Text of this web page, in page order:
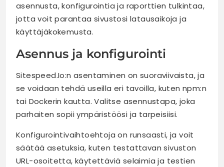
asennusta, konfigurointia ja raporttien tulkintaa,
jotta voit parantaa sivustosi latausaikoja ja
käyttäjäkokemusta.
Asennus ja konfigurointi
Sitespeed.Io:n asentaminen on suoraviivaista, ja
se voidaan tehdä useilla eri tavoilla, kuten npm:n
tai Dockerin kautta. Valitse asennustapa, joka
parhaiten sopii ympäristöösi ja tarpeisiisi.
Konfigurointivaihtoehtoja on runsaasti, ja voit
säätää asetuksia, kuten testattavan sivuston
URL-osoitetta, käytettäviä selaimia ja testien